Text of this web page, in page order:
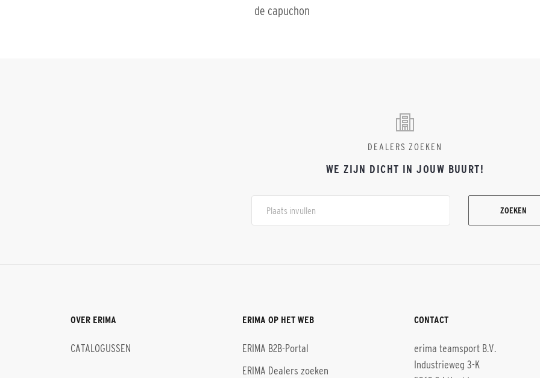
de capuchon
DEALERS ZOEKEN
WE ZIJN DICHT IN JOUW BUURT!
ZOEKEN
OVER ERIMA
CATALOGUSSEN
ERIMA OP HET WEB
ERIMA B2B-Portal
ERIMA Dealers zoeken
CONTACT
erima teamsport B.V.
Industrieweg 3-K